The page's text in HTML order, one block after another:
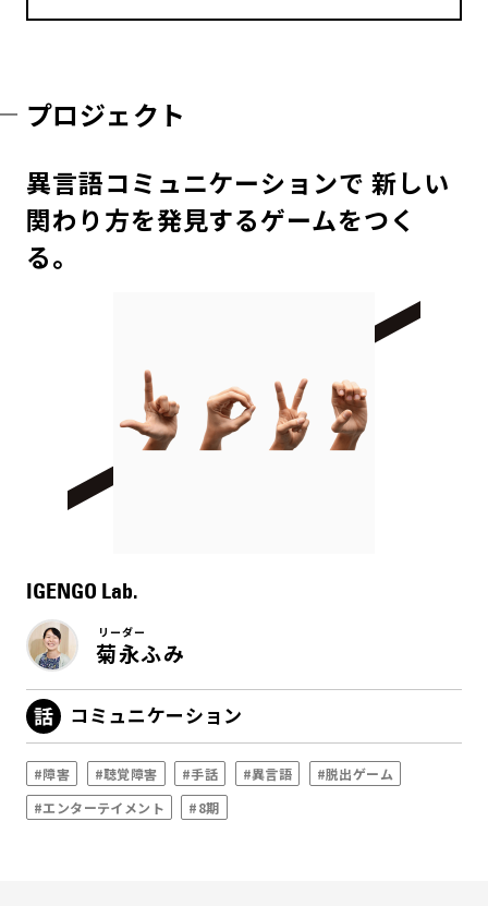
プロジェクト
異言語コミュニケーションで 新しい
関わり方を発見するゲームをつく
る。
IGENGO Lab.
リーダー
菊永ふみ
コミュニケーション
#障害 #聴覚障害 #手話 #異言語
#脱出ゲーム
#エンターテイメント
#8期